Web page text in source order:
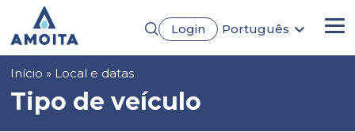
conteúdo
principal
Login
Português
Navegação
estrutural
Início Local e datas
Tipo de veículo